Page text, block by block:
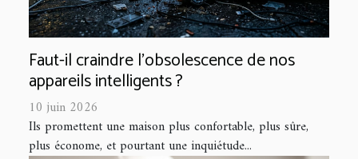
Faut-il craindre l’obsolescence de nos
appareils intelligents ?
10 juin 2026
Ils promettent une maison plus confortable, plus sûre,
plus économe, et pourtant une inquiétude...